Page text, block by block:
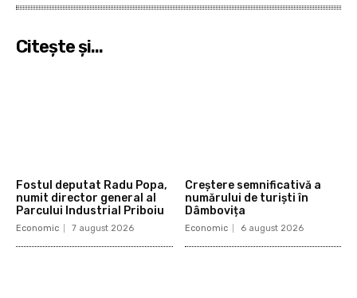
Citeşte şi...
Fostul deputat Radu Popa,
numit director general al
Parcului Industrial Priboiu
Economic 7 august 2026
Creștere semnificativă a
numărului de turiști în
Dâmbovița
Economic 6 august 2026